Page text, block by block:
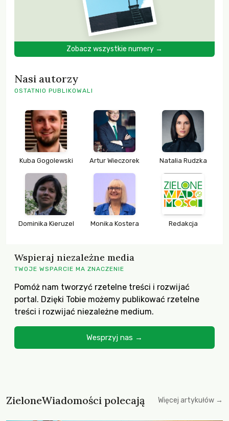
Zobacz wszystkie numery →
Nasi autorzy
OSTATNIO PUBLIKOWALI
Kuba Gogolewski Artur Wieczorek Natalia Rudzka
Dominika Kieruzel Monika Kostera Redakcja
Wspieraj niezależne media
TWOJE WSPARCIE MA ZNACZENIE
Pomóż nam tworzyć rzetelne treści i rozwijać
portal. Dzięki Tobie możemy publikować rzetelne
treści i rozwijać niezależne medium.
Wesprzyj nas →
ZieloneWiadomości polecają Więcej artykułów →